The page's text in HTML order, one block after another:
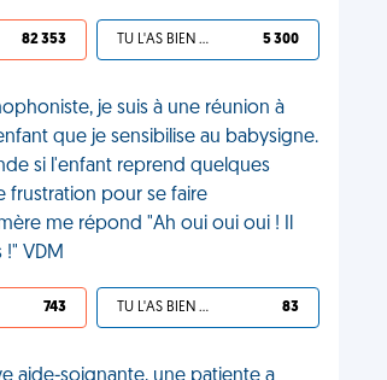
82 353 TU L'AS BIEN MÉRITÉ 5 300
je suis à une réunion à
que je sensibilise au babysigne.
si l'enfant reprend quelques
frustration pour se faire
me répond "Ah oui oui oui ! Il
VDM
743 TU L'AS BIEN MÉRITÉ 83